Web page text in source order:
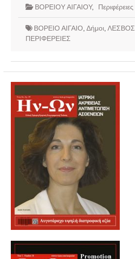
ΒΟΡΕΙΟΥ ΑΙΓΑΙΟΥ, Περιφέρειες
ΒΟΡΕΙΟ ΑΙΓΑΙΟ Δήμοι, ΛΕΣΒΟΣ
ΠΕΡΙΦΕΡΕΙΕΣ